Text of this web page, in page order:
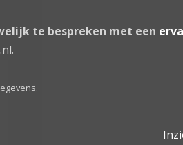
te bespreken met een